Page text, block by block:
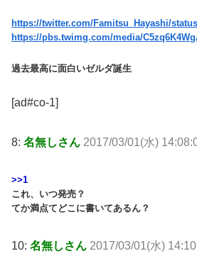
https://twitter.com/Famitsu_Hayashi/
https://pbs.twimg.com/media/
過去最高に面白いゼルダ誕生
[ad#co-1]
8: 名無しさん 2017/03/01(水)
>>1
これ、いつ発売？
てか満点てどこに書いてあるん？
10: 名無しさん 2017/03/01(水)